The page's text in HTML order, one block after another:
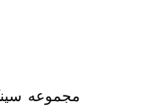
مجموعه